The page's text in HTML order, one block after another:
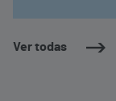
Ver todas